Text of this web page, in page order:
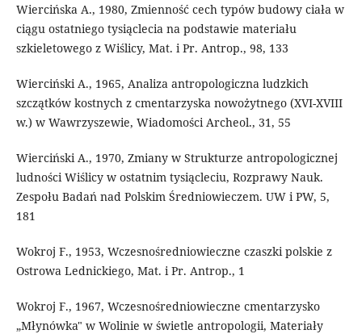
Wiercińska A., 1980, Zmienność cech typów budowy ciała w
ciągu ostatniego tysiąclecia na podstawie materiału
szkieletowego z Wiślicy, Mat. i Pr. Antrop., 98, 133
Wierciński A., 1965, Analiza antropologiczna ludzkich
szczątków kostnych z cmentarzyska nowożytnego (XVI-XVIII
w.) w Wawrzyszewie, Wiadomości Archeol., 31, 55
Wierciński A., 1970, Zmiany w Strukturze antropologicznej
ludności Wiślicy w ostatnim tysiącleciu, Rozprawy Nauk.
Zespołu Badań nad Polskim Średniowieczem. UW i PW, 5,
181
Wokroj F., 1953, Wczesnośredniowieczne czaszki polskie z
Ostrowa Lednickiego, Mat. i Pr. Antrop., 1
Wokroj F., 1967, Wczesnośredniowieczne cmentarzysko
„Młynówka" w Wolinie w świetle antropologii, Materiały